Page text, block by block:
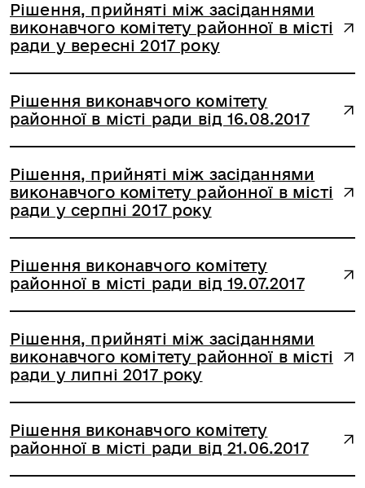
Рішення, прийняті між засіданнями
виконавчого комітету районної в місті
ради у вересні 2017 року
Рішення виконавчого комітету
районної в місті ради від 16.08.2017
Рішення, прийняті між засіданнями
виконавчого комітету районної в місті
ради у серпні 2017 року
Рішення виконавчого комітету
районної в місті ради від 19.07.2017
Рішення, прийняті між засіданнями
виконавчого комітету районної в місті
ради у липні 2017 року
Рішення виконавчого комітету
районної в місті ради від 21.06.2017